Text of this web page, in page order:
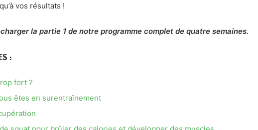
vos résultats !
la partie 1 de notre programme complet de quatre semaines.
:
fort ?
êtes en surentraînement